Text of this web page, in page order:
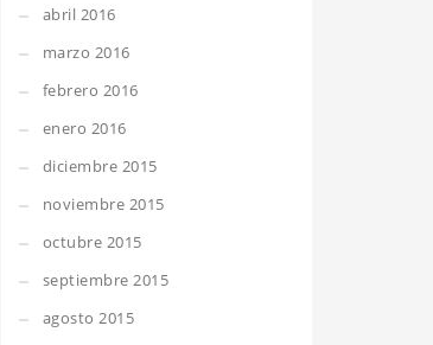
abril 2016
marzo 2016
febrero 2016
enero 2016
diciembre 2015
noviembre 2015
octubre 2015
septiembre 2015
agosto 2015